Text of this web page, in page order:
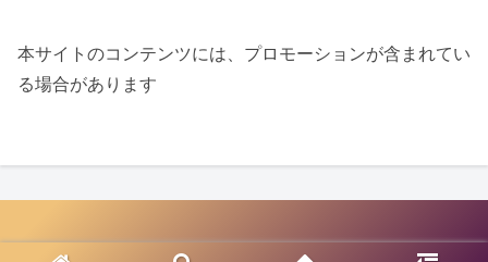
本サイトのコンテンツには、プロモーションが含まれてい
る場合があります